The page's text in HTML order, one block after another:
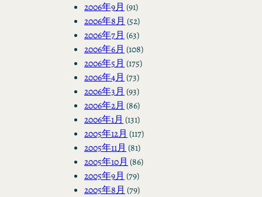
2006年9月 (91)
2006年8月 (52)
2006年7月 (63)
2006年6月 (108)
2006年5月 (175)
2006年4月 (73)
2006年3月 (93)
2006年2月 (86)
2006年1月 (131)
2005年12月 (117)
2005年11月 (81)
2005年10月 (86)
2005年9月 (79)
2005年8月 (79)